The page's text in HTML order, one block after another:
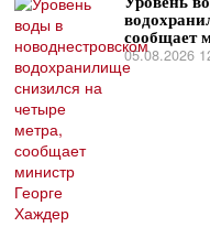
сообщает
05.08.2026